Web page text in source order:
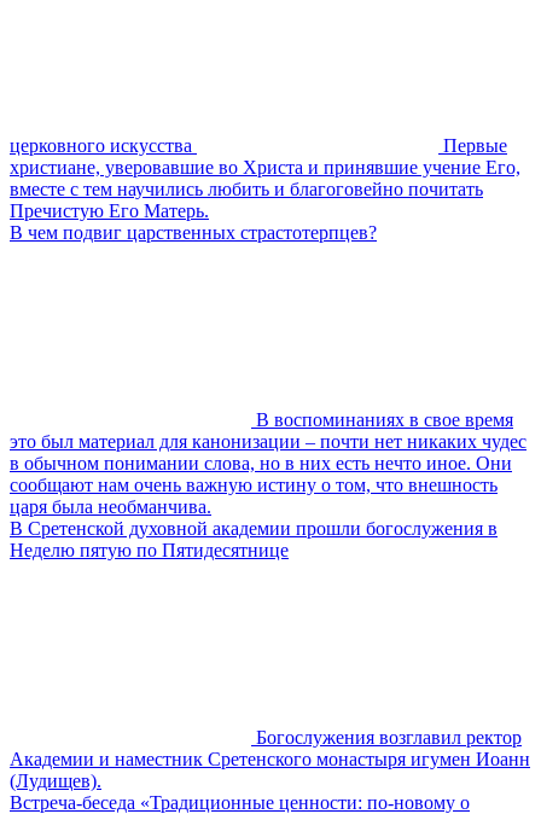
церковного искусства
Первые
христиане, уверовавшие во Христа и принявшие учение Его,
вместе с тем научились любить и благоговейно почитать
Пречистую Его Матерь.
В чем подвиг царственных страстотерпцев?
В воспоминаниях в свое время
это был материал для канонизации – почти нет никаких чудес
в обычном понимании слова, но в них есть нечто иное. Они
сообщают нам очень важную истину о том, что внешность
царя была необманчива.
В Сретенской духовной академии прошли богослужения в
Неделю пятую по Пятидесятнице
Богослужения возглавил ректор
Академии и наместник Сретенского монастыря игумен Иоанн
(Лудищев).
Встреча-беседа «Традиционные ценности: по-новому о